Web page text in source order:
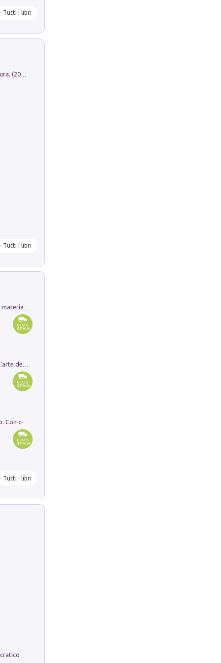
Tutti i libri
Tutti i libri
Ricerche dei dottorandi in storia dell'arte della Sapienza
Tutti i libri